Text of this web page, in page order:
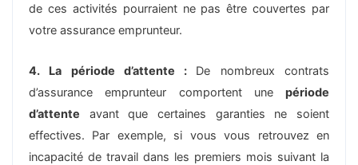
de ces activités pourraient ne pas être couvertes par
votre assurance emprunteur.
4. La période d’attente : De nombreux contrats
d’assurance emprunteur comportent une période
d’attente avant que certaines garanties ne soient
effectives. Par exemple, si vous vous retrouvez en
incapacité de travail dans les premiers mois suivant la